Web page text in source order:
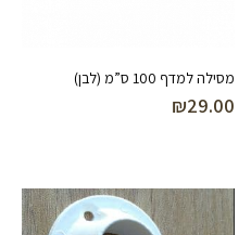
מסילה למדף 100 ס”מ (לבן)
₪29.00